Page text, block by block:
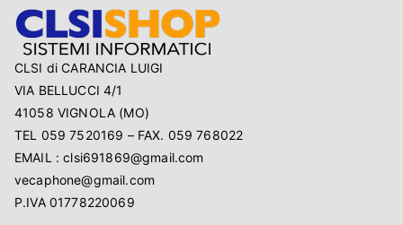
CLSI di CARANCIA LUIGI
VIA BELLUCCI 4/1
41058 VIGNOLA (MO)
TEL 059 7520169 – FAX. 059 768022
EMAIL : clsi691869@gmail.com
vecaphone@gmail.com
P.IVA 01778220069